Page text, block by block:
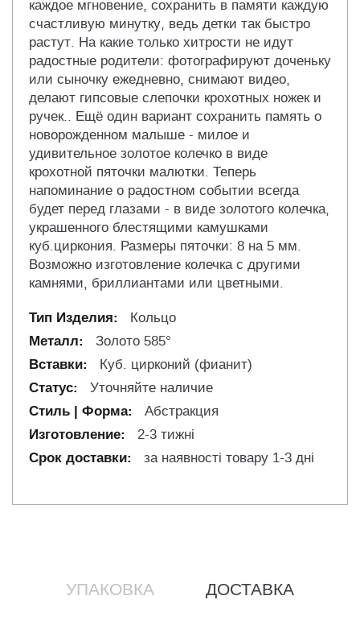
каждое мгновение, сохранить в памяти каждую
счастливую минутку, ведь детки так быстро
растут. На какие только хитрости не идут
радостные родители: фотографируют доченьку
или сыночку ежедневно, снимают видео,
делают гипсовые слепочки крохотных ножек и
ручек.. Ещё один вариант сохранить память о
новорожденном малыше - милое и
удивительное золотое колечко в виде
крохотной пяточки малютки. Теперь
напоминание о радостном событии всегда
будет перед глазами - в виде золотого колечка,
украшенного блестящими камушками
куб.циркония. Размеры пяточки: 8 на 5 мм.
Возможно изготовление колечка с другими
камнями, бриллиантами или цветными.
Кольцо
Золото 585°
Куб. цирконий (фианит)
Уточняйте наличие
Абстракция
2-3 тижні
за наявності товару 1-3 дні
УПАКОВКА ДОСТАВКА